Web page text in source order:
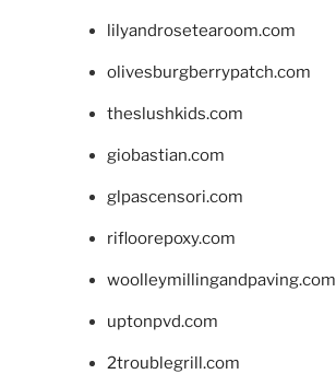
lilyandrosetearoom.com
olivesburgberrypatch.com
theslushkids.com
giobastian.com
glpascensori.com
rifloorepoxy.com
woolleymillingandpaving.com
uptonpvd.com
2troublegrill.com